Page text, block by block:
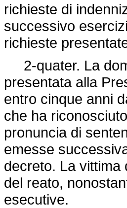
richieste di
successivo
richieste
2-quater. La
presentata alla
entro cinque anni
che ha
pronuncia di
emesse
decreto. La vittima
del reato,
esecutive.